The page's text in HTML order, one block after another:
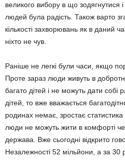
великого вибору в що зодягнутися
людей була радість. Також варто
кількості захворювань як в даний
ніхто не чув.
Раніше не легкі були часи, якщо
Проте зараз люди живуть в
багато дітей і не можуть дати собі
дітей, то вже вважа­ється
родинах немає, зростає
люди не можуть жити в комфорті
держава. Вже сьогодні відкрито
Незалежності 52 мільйони, а за